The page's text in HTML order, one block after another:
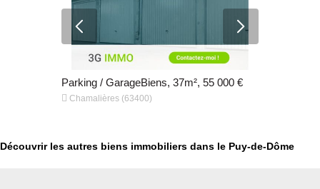
Parking / GarageBiens, 37m², 55 000 €
 Chamalières (63400)
Découvrir les autres biens immobiliers dans le Puy-de-Dôme